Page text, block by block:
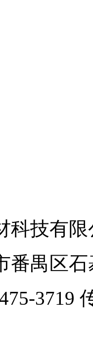
科技有
番禺区
3719